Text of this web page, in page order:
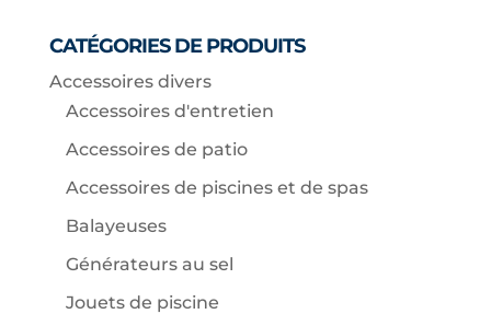
CATÉGORIES DE PRODUITS
Accessoires divers
Accessoires d'entretien
Accessoires de patio
Accessoires de piscines et de spas
Balayeuses
Générateurs au sel
Jouets de piscine